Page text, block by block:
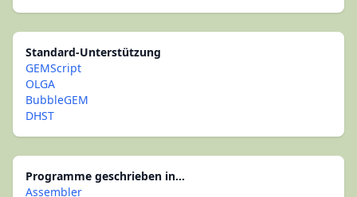
Standard-Unterstützung
GEMScript
OLGA
BubbleGEM
DHST
Programme geschrieben in...
Assembler